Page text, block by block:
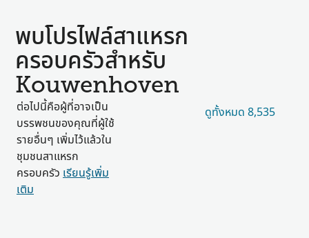
พบโปรไฟล์สาแหรก
ครอบครัวสำหรับ
Kouwenhoven
ต่อไปนี้คือผู้ที่อาจเป็น
บรรพชนของคุณที่ผู้ใช้
รายอื่นๆ เพิ่มไว้แล้วใน
ชุมชนสาแหรก
ครอบครัว เรียนรู้เพิ่ม
เติม
ดูทั้งหมด 8,535